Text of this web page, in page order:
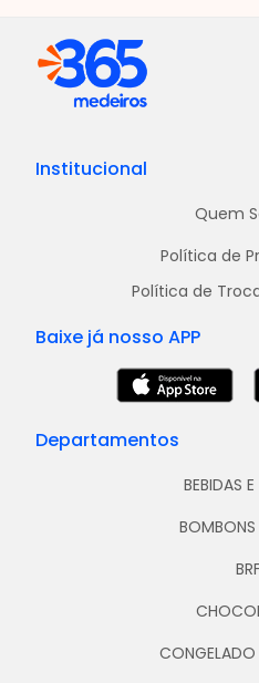
Institucional
Quem
Política de
Política de
Baixe já nosso APP
Departamentos
BEBIDAS
BOMBONS
CONGELADO